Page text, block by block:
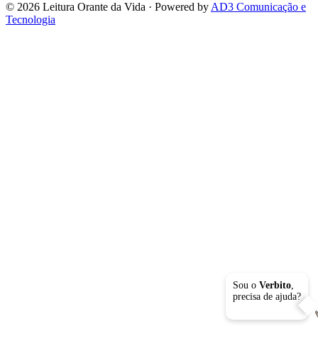
Sou o Verbito,
precisa de ajuda?
© 2026 Leitura Orante da Vida · Powered by AD3 Comunicação e
Tecnologia